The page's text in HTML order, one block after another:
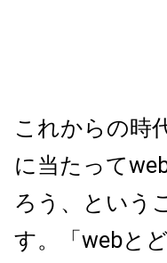
これからの時
に当たって
ろう、という
す。「webと